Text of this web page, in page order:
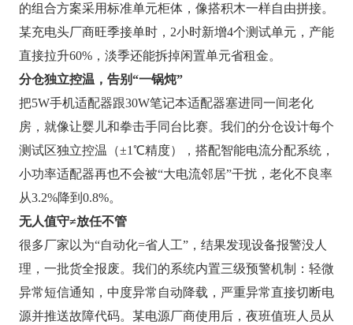
的组合方案采用标准单元柜体，像搭积木一样自由拼接。
某充电头厂商旺季接单时，2小时新增4个测试单元，产能
直接拉升60%，淡季还能拆掉闲置单元省租金。
分仓独立控温，告别“一锅炖”
把5W手机适配器跟30W笔记本适配器塞进同一间老化
房，就像让婴儿和拳击手同台比赛。我们的分仓设计每个
测试区独立控温（±1℃精度），搭配智能电流分配系统，
小功率适配器再也不会被“大电流邻居”干扰，老化不良率
从3.2%降到0.8%。
无人值守≠放任不管
很多厂家以为“自动化=省人工”，结果发现设备报警没人
理，一批货全报废。我们的系统内置三级预警机制：轻微
异常短信通知，中度异常自动降载，严重异常直接切断电
源并推送故障代码。某电源厂商使用后，夜班值班人员从